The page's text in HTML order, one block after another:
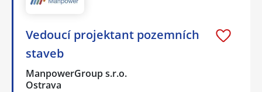
Vedoucí projektant pozemních
staveb
ManpowerGroup s.r.o.
Ostrava